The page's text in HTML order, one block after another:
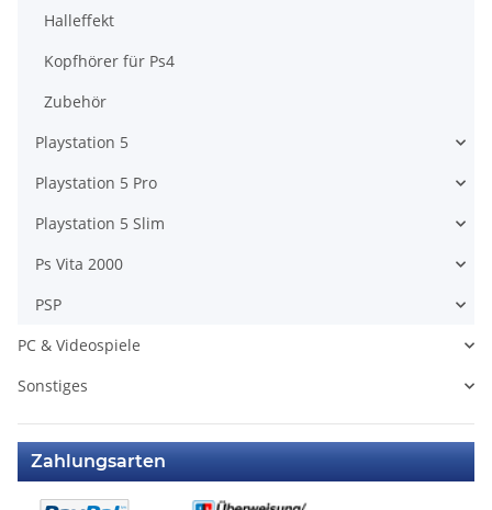
Halleffekt
Kopfhörer für Ps4
Zubehör
Playstation 5
Playstation 5 Pro
Playstation 5 Slim
Ps Vita 2000
PSP
PC & Videospiele
Sonstiges
Zahlungsarten